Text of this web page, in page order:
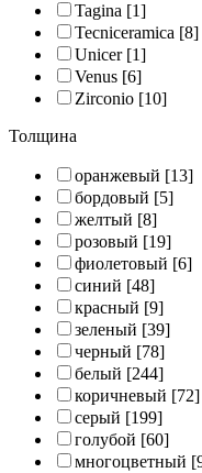
Tagina [1]
Tecniceramica [8]
Unicer[1]
Venus [6]
Zirconio [10]
Толщина
оранжевый [13]
бордовый [5]
желтый [8]
розовый [19]
фиолетовый [6]
синий [48]
красный [9]
зеленый [39]
черный [78]
белый [244]
коричневый [72]
серый [199]
голубой [60]
многоцветный